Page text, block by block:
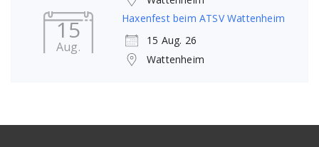
15
Aug.
Haxenfest beim ATSV Wattenheim
15 Aug. 26
Wattenheim